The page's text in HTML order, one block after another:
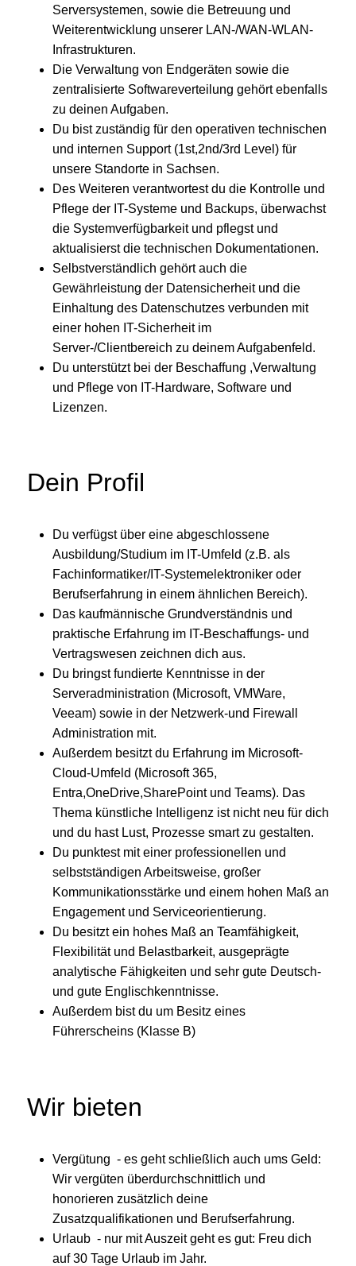
Serversystemen, sowie die Betreuung und
Weiterentwicklung unserer LAN-/WAN-WLAN-
Infrastrukturen.
Die Verwaltung von Endgeräten sowie die
zentralisierte Softwareverteilung gehört ebenfalls
zu deinen Aufgaben.
Du bist zuständig für den operativen technischen
und internen Support (1st,2nd/3rd Level) für
unsere Standorte in Sachsen.
Des Weiteren verantwortest du die Kontrolle und
Pflege der IT-Systeme und Backups, überwachst
die Systemverfügbarkeit und pflegst und
aktualisierst die technischen Dokumentationen.
Selbstverständlich gehört auch die
Gewährleistung der Datensicherheit und die
Einhaltung des Datenschutzes verbunden mit
einer hohen IT-Sicherheit im
Server-/Clientbereich zu deinem Aufgabenfeld.
Du unterstützt bei der Beschaffung ,Verwaltung
und Pflege von IT-Hardware, Software und
Lizenzen.
Dein Profil
Du verfügst über eine abgeschlossene
Ausbildung/Studium im IT-Umfeld (z.B. als
Fachinformatiker/IT-Systemelektroniker oder
Berufserfahrung in einem ähnlichen Bereich).
Das kaufmännische Grundverständnis und
praktische Erfahrung im IT-Beschaffungs- und
Vertragswesen zeichnen dich aus.
Du bringst fundierte Kenntnisse in der
Serveradministration (Microsoft, VMWare,
Veeam) sowie in der Netzwerk-und Firewall
Administration mit.
Außerdem besitzt du Erfahrung im Microsoft-
Cloud-Umfeld (Microsoft 365,
Entra,OneDrive,SharePoint und Teams). Das
Thema künstliche Intelligenz ist nicht neu für dich
und du hast Lust, Prozesse smart zu gestalten.
Du punktest mit einer professionellen und
selbstständigen Arbeitsweise, großer
Kommunikationsstärke und einem hohen Maß an
Engagement und Serviceorientierung.
Du besitzt ein hohes Maß an Teamfähigkeit,
Flexibilität und Belastbarkeit, ausgeprägte
analytische Fähigkeiten und sehr gute Deutsch-
und gute Englischkenntnisse.
Außerdem bist du um Besitz eines
Führerscheins (Klasse B)
Wir bieten
Vergütung - es geht schließlich auch ums Geld:
Wir vergüten überdurchschnittlich und
honorieren zusätzlich deine
Zusatzqualifikationen und Berufserfahrung.
Urlaub - nur mit Auszeit geht es gut: Freu dich
auf 30 Tage Urlaub im Jahr.